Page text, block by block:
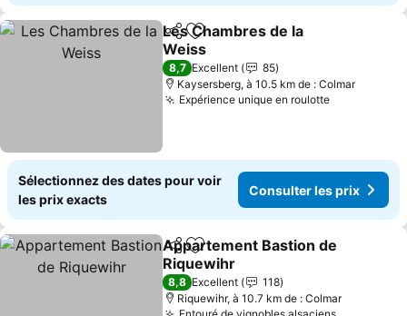
PartagerAjouter à mes favoris
Les Chambres de la
Weiss
8,7 Excellent
85
Kaysersberg, à 10.5 km de : Colmar
Expérience unique en roulotte
Sélectionnez des dates pour voir
les prix exacts
Consulter les prix
PartagerAjouter à mes favoris
Appartement Bastion de
Riquewihr
8,8 Excellent
118
Riquewihr, à 10.7 km de : Colmar